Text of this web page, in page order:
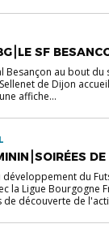
SF
Besançon au bout
de Dijon
affiche...
développement du
la Ligue Bourgogne
de découverte de